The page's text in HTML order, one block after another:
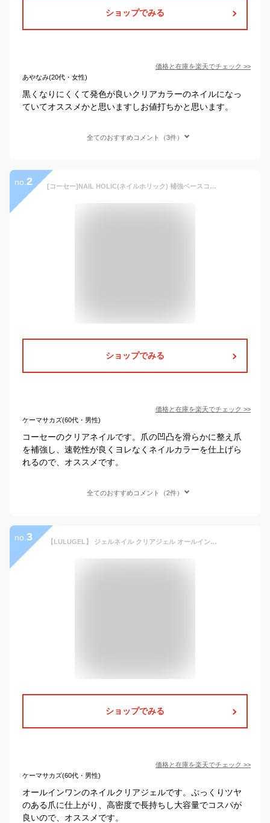
ショップでみる
価格と在庫を楽天でチェック >>
あやなみ(20代・女性)
黒くなりにくくて発色が良いクリアカラーのネイルになっ
ていてオススメかと思いますしお値打ちかと思います。
全てのおすすめコメント（3件）
no. 2 [コーセー]NAIL HOLIC(ネイルホリック) 補強ベースコート 01 クリアタイプ 5ml
ショップでみる
価格と在庫を楽天でチェック >>
ケーマサカズ(60代・男性)
コーセーのクリアネイルです。爪の凹凸を滑らかに整え爪
を補強し、速乾性が良くヨレなくネイルカラーを仕上げら
れるので、オススメです。
全てのおすすめコメント（2件）
no. 3 【LULUGEL】 ジェルネイル クリアジェル オールインワンジェル ベースジェル ＆ トップジェル トップコート ベースコート ベース トップ 大容量 ぷっくり・ツヤ仕上げ 長持ち セルフネイル プロ仕様 LED・UV対応 初心者OK
ショップでみる
価格と在庫を楽天でチェック >>
ケーマサカズ(60代・男性)
オールインワンのネイルクリアジェルです。ぷっくりツヤ
のある爪に仕上がり、高密度で長持ちし大容量でコスパが
良いので、オススメです。